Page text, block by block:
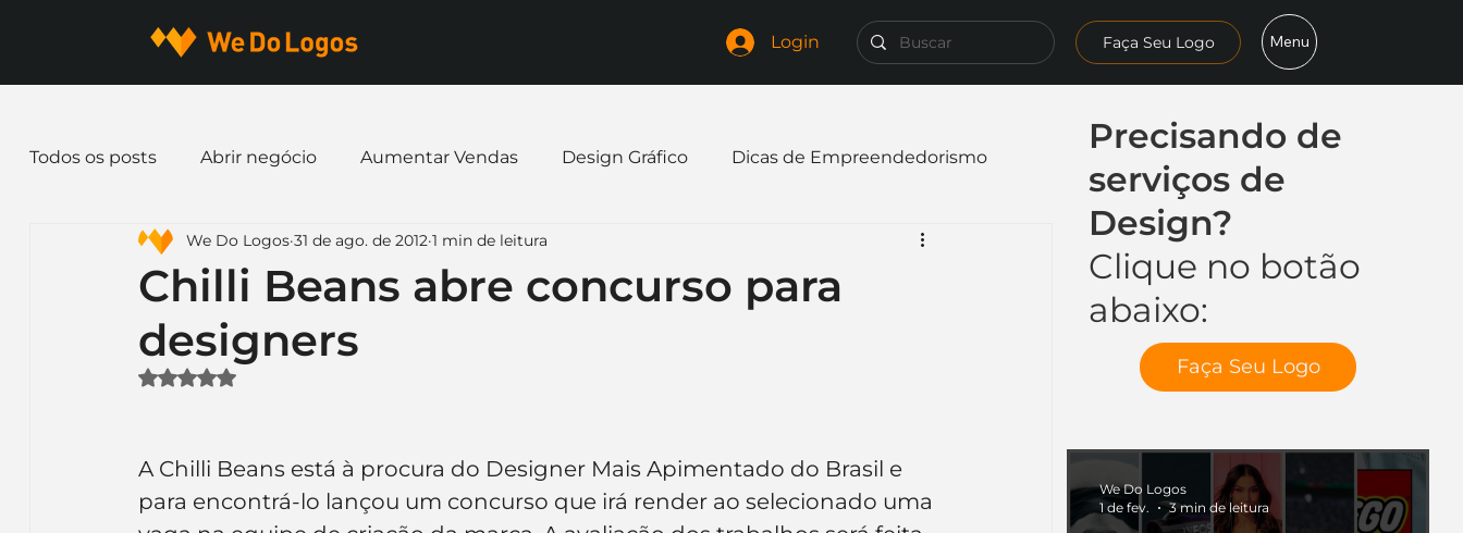
Login Faça Seu Logo Menu
Precisando de
serviços de
Design?
Clique no botão
abaixo:
Faça Seu Logo
We Do Logos
1 de fev.
3 min de leitura
Todos os posts Abrir negócio Aumentar Vendas Design Gráfico Dicas de Empreendedorismo
Dicas de Marketing Email marketing Expandir negócio
Identidade Visual Marca
Inteligência Artificial Embalagens nome de empresa Branding
Chilli Beans abre concurso para
designers
We Do Logos 31 de ago. de 2012 1 min de leitura
Avaliado com NaN de 5 estrelas.
A Chilli Beans está à procura do Designer Mais Apimentado do Brasil e
para encontrá-lo lançou um concurso que irá render ao selecionado uma